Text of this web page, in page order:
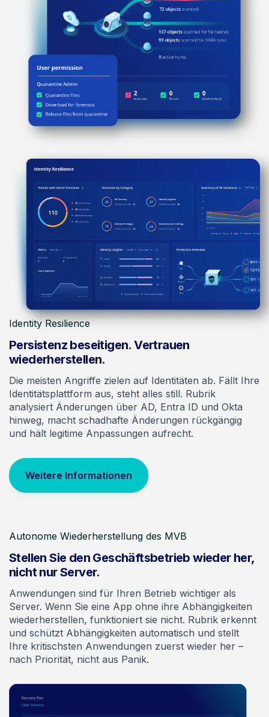
Identity Resilience
Persistenz beseitigen. Vertrauen
wiederherstellen.
Die meisten Angriffe zielen auf Identitäten ab. Fällt Ihre
Identitätsplattform aus, steht alles still. Rubrik
analysiert Änderungen über AD, Entra ID und Okta
hinweg, macht schadhafte Änderungen rückgängig
und hält legitime Anpassungen aufrecht.
Weitere Informationen
Autonome Wiederherstellung des MVB
Stellen Sie den Geschäftsbetrieb wieder her,
nicht nur Server.
Anwendungen sind für Ihren Betrieb wichtiger als
Server. Wenn Sie eine App ohne ihre Abhängigkeiten
wiederherstellen, funktioniert sie nicht. Rubrik erkennt
und schützt Abhängigkeiten automatisch und stellt
Ihre kritischsten Anwendungen zuerst wieder her –
nach Priorität, nicht aus Panik.